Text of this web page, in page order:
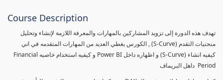
Course Description
تهدف هذه الدورة إلى تزويد المشاركين بالمهارات والمعرفة اللازمة لإنشاء وتحليل
منحنيات التقدم (S-Curve) , الكورس يغطي العديد من المهارات المتقدمه في اني
كيفيه انشاء (S-Curve) و اظهاره داخل Power BI و كيفيه استخدام خاصيه Financial
Period داهل البريماف